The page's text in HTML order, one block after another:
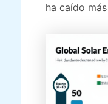
ha caído